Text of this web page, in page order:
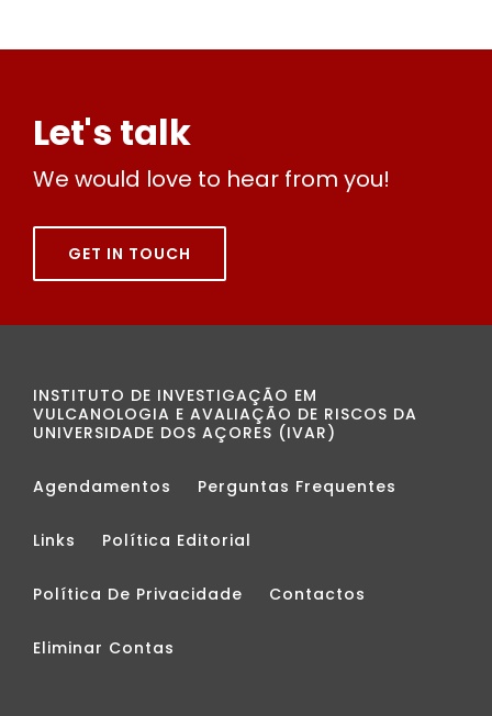
Let's talk
We would love to hear from you!
GET IN TOUCH
INSTITUTO DE INVESTIGAÇÃO EM
VULCANOLOGIA E AVALIAÇÃO DE RISCOS DA
UNIVERSIDADE DOS AÇORES (IVAR)
Agendamentos Perguntas Frequentes
Links Política Editorial
Política De Privacidade Contactos
Eliminar Contas